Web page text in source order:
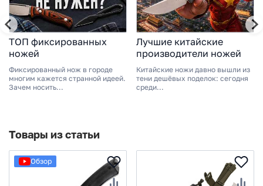
ТОП фиксированных
ножей
Фиксированный нож в городе
многим кажется странной идеей.
Зачем носить...
Лучшие китайские
производители ножей
Китайские ножи давно вышли из
тени дешёвых поделок: сегодня
среди...
Товары из статьи
Обзор